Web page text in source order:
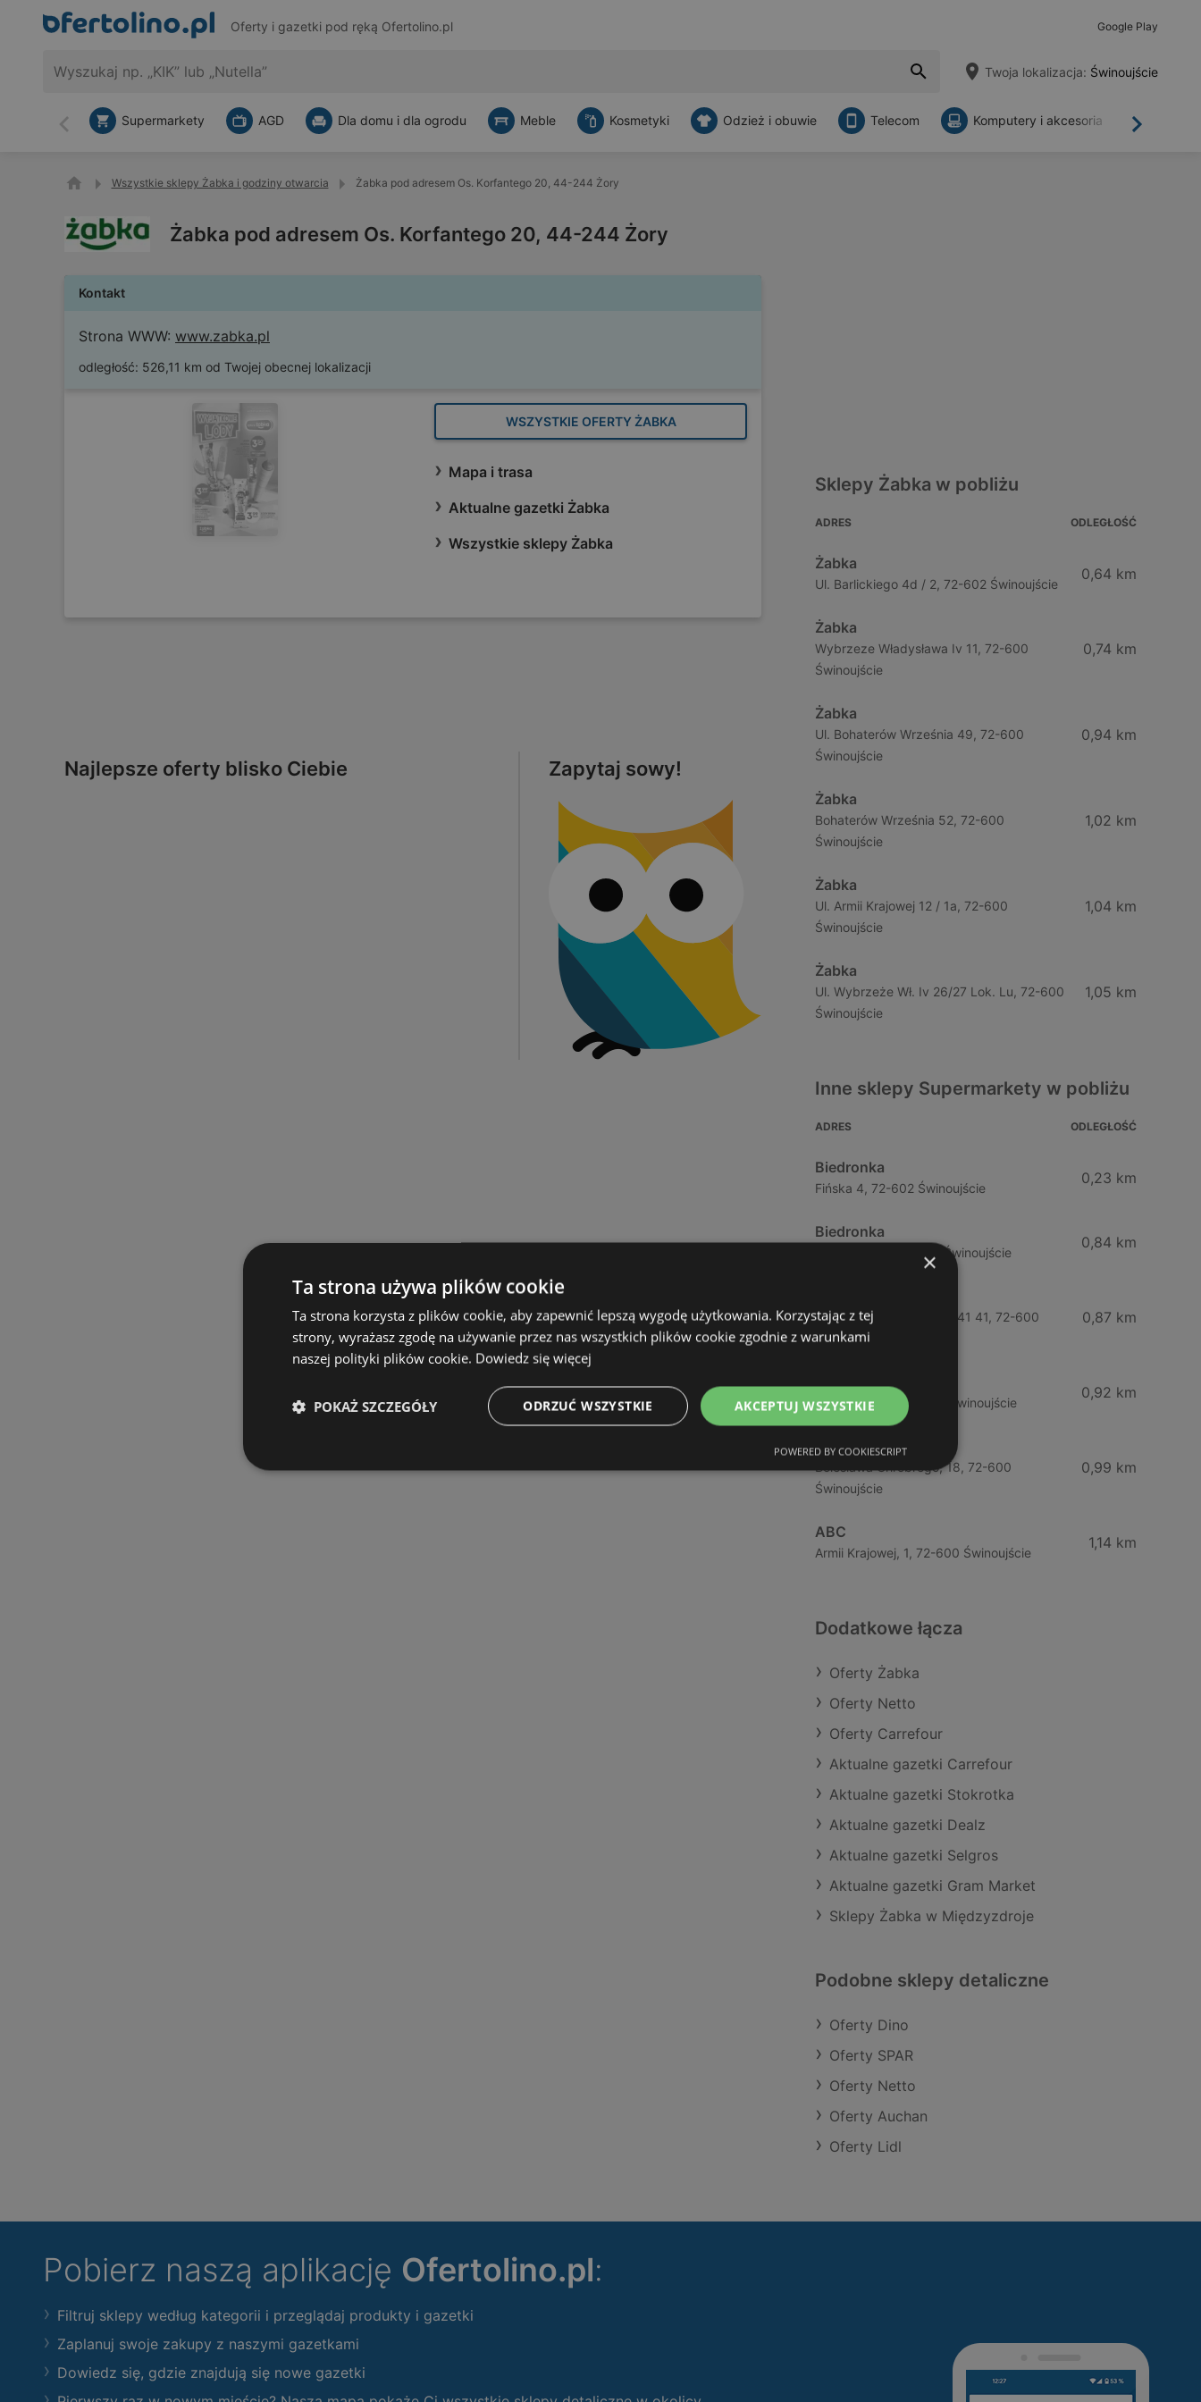
Oferty i gazetki pod ręką Ofertolino.pl Google Play
Twoja lokalizacja: Świnoujście
Wstecz Dalej
Supermarkety AGD Dla domu i dla ogrodu Meble Kosmetyki Odzież i obuwie Telecom Komputery i akcesoria
Wszystkie sklepy Żabka i godziny otwarcia Żabka pod adresem Os. Korfantego 20, 44-244 Żory
Żabka pod adresem Os. Korfantego 20, 44-244 Żory
Kontakt
Strona WWW: www.zabka.pl
odległość: 526,11 km od Twojej obecnej lokalizacji
WSZYSTKIE OFERTY ŻABKA
Mapa i trasa
Aktualne gazetki Żabka
Wszystkie sklepy Żabka
Najlepsze oferty blisko Ciebie Zapytaj sowy!
Sklepy Żabka w pobliżu
ADRES ODLEGŁOŚĆ
Żabka
Ul. Barlickiego 4d / 2, 72-602 Świnoujście
0,64 km
Żabka
Wybrzeze Władysława Iv 11, 72-600
Świnoujście
0,74 km
Żabka
Ul. Bohaterów Września 49, 72-600
Świnoujście
0,94 km
Żabka
Bohaterów Września 52, 72-600
Świnoujście
1,02 km
Żabka
Ul. Armii Krajowej 12 / 1a, 72-600
Świnoujście
1,04 km
Żabka
Ul. Wybrzeże Wł. Iv 26/27 Lok. Lu, 72-600
Świnoujście
1,05 km
Inne sklepy Supermarkety w pobliżu
ADRES ODLEGŁOŚĆ
Biedronka
Fińska 4, 72-602 Świnoujście
0,23 km
Biedronka
Chrobrego 9, 72-600 Świnoujście
0,84 km
Ul. Bohaterów Września 41 41, 72-600
Świnoujście
0,87 km
ABC
Barlickiego, 4, 72-600 Świnoujście
0,92 km
ABC
Bolesława Chrobrego, 18, 72-600
Świnoujście
0,99 km
ABC
Armii Krajowej, 1, 72-600 Świnoujście
1,14 km
Dodatkowe łącza
Oferty Żabka
Oferty Netto
Oferty Carrefour
Aktualne gazetki Carrefour
Aktualne gazetki Stokrotka
Aktualne gazetki Dealz
Aktualne gazetki Selgros
Aktualne gazetki Gram Market
Sklepy Żabka w Międzyzdroje
Podobne sklepy detaliczne
Oferty Dino
Oferty SPAR
Oferty Netto
Oferty Auchan
Oferty Lidl
Pobierz naszą aplikację Ofertolino.pl:
Filtruj sklepy według kategorii i przeglądaj produkty i gazetki
Zaplanuj swoje zakupy z naszymi gazetkami
Dowiedz się, gdzie znajdują się nowe gazetki
×
Ta strona używa plików cookie
Ta strona korzysta z plików cookie, aby zapewnić lepszą wygodę użytkowania. Korzystając z tej
strony, wyrażasz zgodę na używanie przez nas wszystkich plików cookie zgodnie z warunkami
naszej polityki plików cookie. Dowiedz się więcej
AKCEPTUJ WSZYSTKIE
ODRZUĆ WSZYSTKIE
POKAŻ SZCZEGÓŁY
POWERED BY COOKIESCRIPT